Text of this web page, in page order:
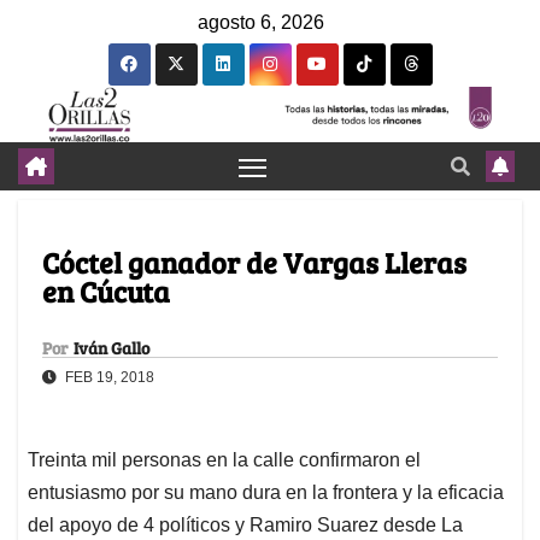
agosto 6, 2026
Cóctel ganador de Vargas Lleras
en Cúcuta
Por Iván Gallo
FEB 19, 2018
Treinta mil personas en la calle confirmaron el
entusiasmo por su mano dura en la frontera y la eficacia
del apoyo de 4 políticos y Ramiro Suarez desde La